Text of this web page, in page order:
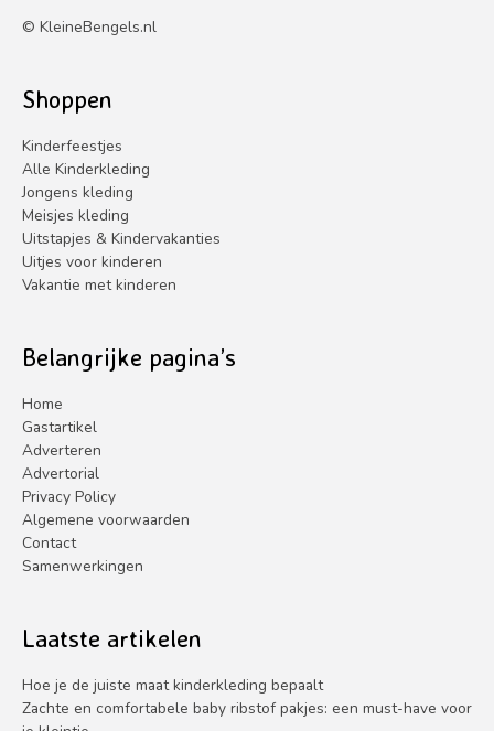
© KleineBengels.nl
Shoppen
Kinderfeestjes
Alle Kinderkleding
Jongens kleding
Meisjes kleding
Uitstapjes & Kindervakanties
Uitjes voor kinderen
Vakantie met kinderen
Belangrijke pagina’s
Home
Gastartikel
Adverteren
Advertorial
Privacy Policy
Algemene voorwaarden
Contact
Samenwerkingen
Laatste artikelen
Hoe je de juiste maat kinderkleding bepaalt
Zachte en comfortabele baby ribstof pakjes: een must-have voor